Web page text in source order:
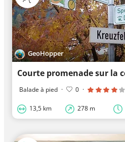
GeoHopper
Balade à pied · 0 ·
13,5 km 278 m